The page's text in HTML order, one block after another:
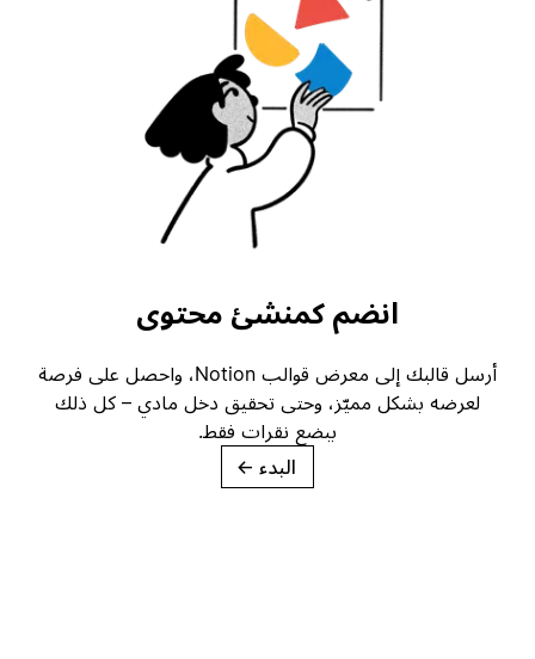
انضم كمنشئ محتوى
أرسل قالبك إلى معرض قوالب Notion، واحصل على فرصة
لعرضه بشكل مميّز، وحتى تحقيق دخل مادي – كل ذلك
ببضع نقرات فقط.
→